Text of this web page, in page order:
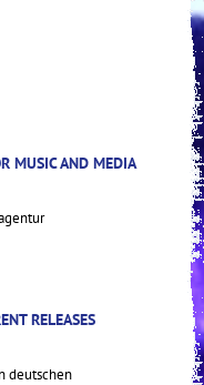
MUSIC AND MEDIA
RELEASES
deutschen